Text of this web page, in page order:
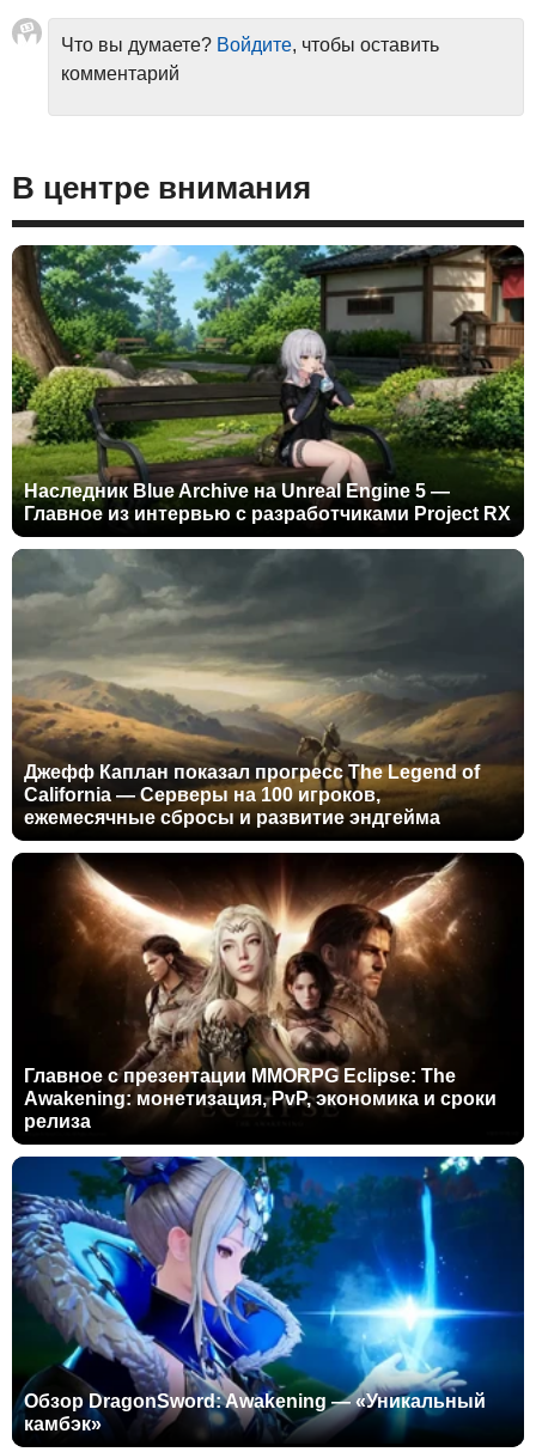
Что вы думаете? Войдите, чтобы оставить
комментарий
В центре внимания
Наследник Blue Archive на Unreal Engine 5 —
Главное из интервью с разработчиками Project RX
Джефф Каплан показал прогресс The Legend of
California — Серверы на 100 игроков,
ежемесячные сбросы и развитие эндгейма
Главное с презентации MMORPG Eclipse: The
Awakening: монетизация, PvP, экономика и сроки
релиза
Обзор DragonSword: Awakening — «Уникальный
камбэк»